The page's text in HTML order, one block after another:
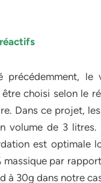
précédemment, le
choisi selon le
Dans ce projet,
volume de 3 litres.
est optimale
massique par
à 30g dans notre